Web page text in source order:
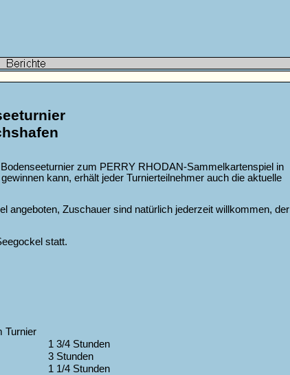
zum PERRY RHODAN-Sammelkartenspiel in
kann, erhält jeder Turnierteilnehmer auch die aktuelle
angeboten, Zuschauer sind natürlich jederzeit willkommen, der
statt.
Turnier
1 3/4 Stunden
3 Stunden
1 1/4 Stunden